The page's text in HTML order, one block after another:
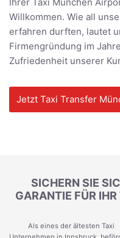
Willkommen. Wie all
erfahren durften, lautet
Firmengründung im
Zufriedenheit unserer
Jetzt Taxi Transfer
SICHERN SIE
GARANTIE FÜR
Als eines der ältesten Taxi